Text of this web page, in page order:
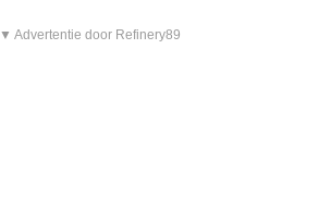
▼ Advertentie door Refinery89